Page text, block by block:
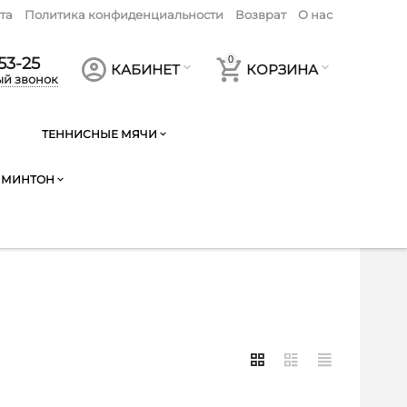
Политика конфиденциальности Возврат О нас
25
звонок
КАБИНЕТ
0
КОРЗИНА
ТЕННИСНЫЕ МЯЧИ